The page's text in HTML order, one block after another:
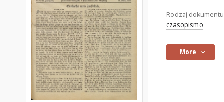
Rodzaj
czasopismo
More